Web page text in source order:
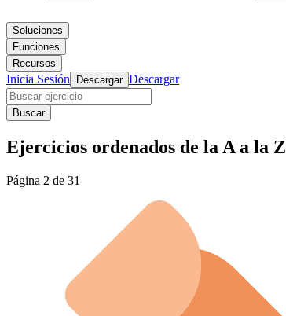
Soluciones
Funciones
Recursos
Inicia Sesión Descargar Descargar
Buscar
Ejercicios ordenados de la A a la Z
Página 2 de 31